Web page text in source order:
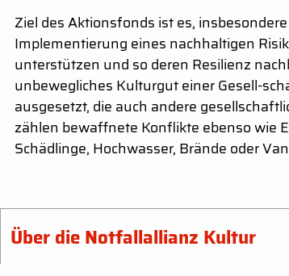
Ziel des Aktionsfonds ist es,
Implementierung eines nachhaltigen
unterstützen und so deren Resilienz
unbewegliches Kulturgut einer Gesell-
ausgesetzt, die auch andere
zählen bewaffnete Konflikte ebenso wie
Schädlinge, Hochwasser, Brände oder
Über die Notfallallianz Kultur